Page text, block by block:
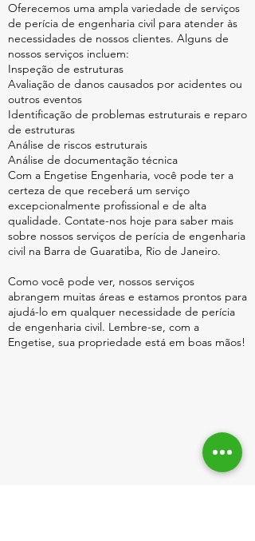
Oferecemos uma ampla variedade de serviços
de perícia de engenharia civil para atender às
necessidades de nossos clientes. Alguns de
nossos serviços incluem:
Inspeção de estruturas
Avaliação de danos causados por acidentes ou
outros eventos
Identificação de problemas estruturais e reparo
de estruturas
Análise de riscos estruturais
Análise de documentação técnica
Com a Engetise Engenharia, você pode ter a
certeza de que receberá um serviço
excepcionalmente profissional e de alta
qualidade. Contate-nos hoje para saber mais
sobre nossos serviços de perícia de engenharia
civil na Barra de Guaratiba, Rio de Janeiro.
Como você pode ver, nossos serviços
abrangem muitas áreas e estamos prontos para
ajudá-lo em qualquer necessidade de perícia
de engenharia civil. Lembre-se, com a
Engetise, sua propriedade está em boas mãos!